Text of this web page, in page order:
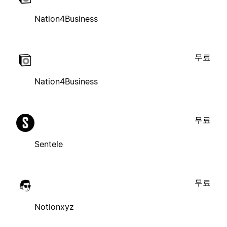
Nation4Business
Nation4Business
무료
Sentele
무료
Notionxyz
무료